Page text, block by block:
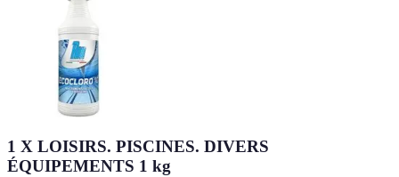
1 X LOISIRS. PISCINES. DIVERS
ÉQUIPEMENTS 1 kg